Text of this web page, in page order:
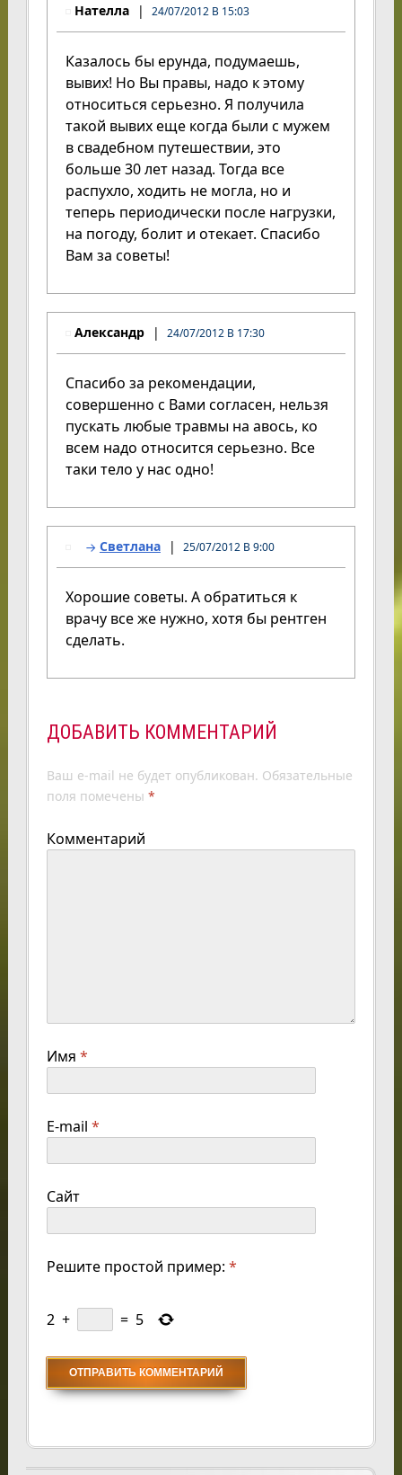
Нателла 24/07/2012 В 15:03
Казалось бы ерунда, подумаешь,
вывих! Но Вы правы, надо к этому
относиться серьезно. Я получила
такой вывих еще когда были с мужем
в свадебном путешествии, это
больше 30 лет назад. Тогда все
распухло, ходить не могла, но и
теперь периодически после нагрузки,
на погоду, болит и отекает. Спасибо
Вам за советы!
Александр 24/07/2012 В 17:30
Спасибо за рекомендации,
совершенно с Вами согласен, нельзя
пускать любые травмы на авось, ко
всем надо относится серьезно. Все
таки тело у нас одно!
Светлана 25/07/2012 В 9:00
Хорошие советы. А обратиться к
врачу все же нужно, хотя бы рентген
сделать.
ДОБАВИТЬ КОММЕНТАРИЙ
Ваш e-mail не будет опубликован. Обязательные
поля помечены *
Комментарий
Имя *
E-mail *
Сайт
Решите простой пример: *
2 + = 5